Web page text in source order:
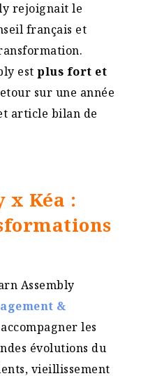
rejoignait le
français et
est plus fort et
sur une année
article bilan de
x Kéa :
Assembly
&
les
évolutions du
vieillissement